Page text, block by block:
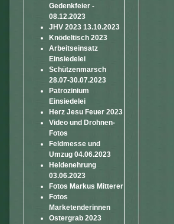
Gedenkfeier -
08.12.2023
JHV 2023 13.10.2023
Knödeltisch 2023
Arbeitseinsatz
Einsiedelei
Schützenmarsch
28.07-30.07.2023
Patrozinium
Einsiedelei
Herz Jesu Feuer 2023
Video und Drohnen-
Fotos
Feldmesse und
Umzug 04.06.2023
Heldenehrung
03.06.2023
Fotos Markus Mitterer
Fotos
Marketenderinnen
Ostergrab 2023